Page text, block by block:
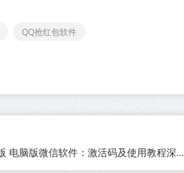
QQ抢红包软件
《解锁 WeTooL个微企业版 电脑版微信软件：激活码及使用教程深度剖析》